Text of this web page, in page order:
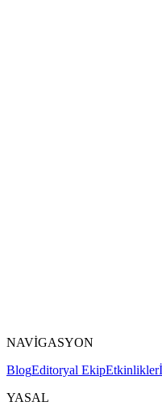
NAVİGASYON
BlogEditoryal EkipEtkinlikler
YASAL